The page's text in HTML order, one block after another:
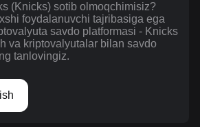
(Knicks) sotib olmoqchimisiz?
foydalanuvchi tajribasiga ega
savdo platformasi - Knicks
va kriptovalyutalar bilan savdo
tanlovingiz.